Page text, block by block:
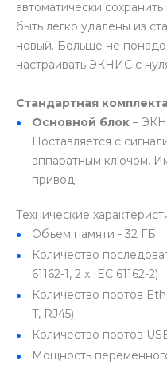
автоматически
быть легко удалены из
новый. Больше не
настраивать ЭКНИС с
Стандартная
Основной блок –
Поставляется с
аппаратным ключом.
привод.
Технические
Объем памяти - 32 ГБ.
Количество
61162-1, 2 х IEC 61162-2)
Количество портов
T, RJ45)
Количество портов
Мощность